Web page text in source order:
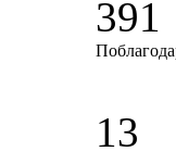
391
13